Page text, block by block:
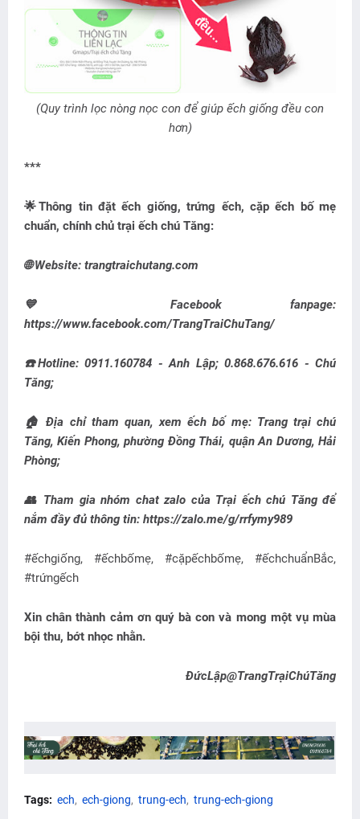
(Quy trình lọc nòng nọc con để giúp ếch giống đều con
hơn)
***
🌟Thông tin đặt ếch giống, trứng ếch, cặp ếch bố mẹ
chuẩn, chính chủ trại ếch chú Tăng:
🌐 Website: trangtraichutang.com
💙 Facebook fanpage:
https://www.facebook.com/TrangTraiChuTang/
☎️Hotline: 0911.160784 - Anh Lập; 0.868.676.616 - Chú
Tăng;
🏠 Địa chỉ tham quan, xem ếch bố mẹ: Trang trại chú
Tăng, Kiến Phong, phường Đồng Thái, quận An Dương, Hải
Phòng;
👥 Tham gia nhóm chat zalo của Trại ếch chú Tăng để
nắm đầy đủ thông tin: https://zalo.me/g/rrfymy989
#ếchgiống, #ếchbốmẹ, #cặpếchbốmẹ, #ếchchuẩnBắc,
#trứngếch
Xin chân thành cảm ơn quý bà con và mong một vụ mùa
bội thu, bớt nhọc nhằn.
ĐứcLập@TrangTrạiChúTăng
Tags: ech ech-giong trung-ech trung-ech-giong